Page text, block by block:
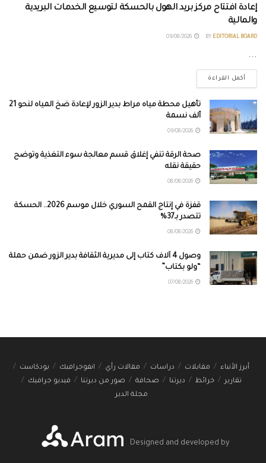
إعادة افتتاح مركز بريد الهول بالحسكة لتوسيع الخدمات البريدية
والمالية
BY EDITORIAL BOARD
...
أكمل القراءة
تأهيل محطة مياه مراط بدير الزور لإعادة ضخ المياه لنحو 21
ألف نسمة
صحة الرقة تنفي إغلاق قسم معالجة سوء التغذية وتوضح
حقيقة نقله
قفزة في إنتاج القمح السوري خلال موسم 2026.. الحسكة
تتصدر بـ37%
وصول 4 آلاف كتاب إلى مديرية الثقافة بدير الزور ضمن حملة
“ولو بكتاب”
أبرز الأنباء مقابلات دراسات مقالات رأي انفوجرافيك
بودكاست
تقارير
خرائط ديرتنا صحافة صور من ديرتنا
فيديو جرافيك
مجلة الدير
Designed and developed by